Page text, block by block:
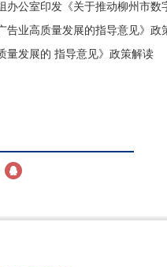
办公室印发《关于推动柳州市
告业高质量发展的指导意见》政
量发展的 指导意见》政策解读